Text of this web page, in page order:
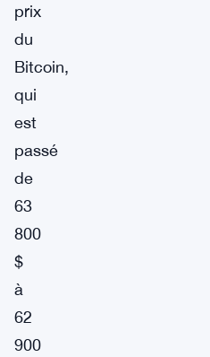
prix
du
Bitcoin,
qui
est
passé
de
63
800
$
à
62
900